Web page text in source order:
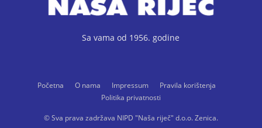
Sa vama od 1956. godine
Početna O nama Impressum
Pravila korištenja
Politika privatnosti
© Sva prava zadržava NIPD "Naša riječ" d.o.o. Zenica.